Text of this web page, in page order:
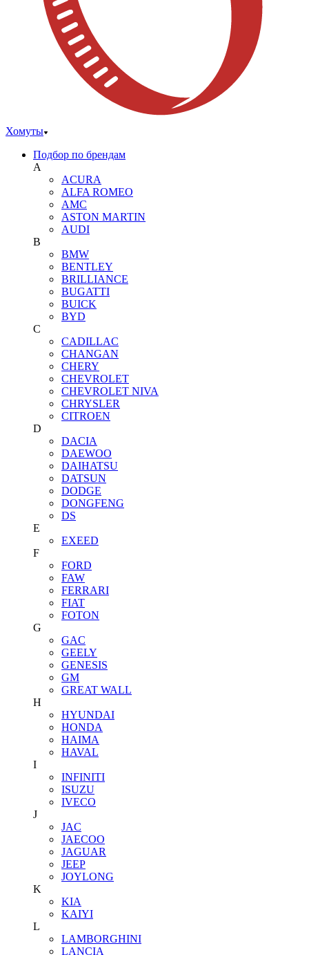
Хомуты
Подбор по брендам
A
ACURA
ALFA ROMEO
AMC
ASTON MARTIN
AUDI
B
BMW
BENTLEY
BRILLIANCE
BUGATTI
BUICK
BYD
C
CADILLAC
CHANGAN
CHERY
CHEVROLET
CHEVROLET NIVA
CHRYSLER
CITROEN
D
DACIA
DAEWOO
DAIHATSU
DATSUN
DODGE
DONGFENG
DS
E
EXEED
F
FORD
FAW
FERRARI
FIAT
FOTON
G
GAC
GEELY
GENESIS
GM
GREAT WALL
H
HYUNDAI
HONDA
HAIMA
HAVAL
I
INFINITI
ISUZU
IVECO
J
JAC
JAECOO
JAGUAR
JEEP
JOYLONG
K
KIA
KAIYI
L
LAMBORGHINI
LANCIA